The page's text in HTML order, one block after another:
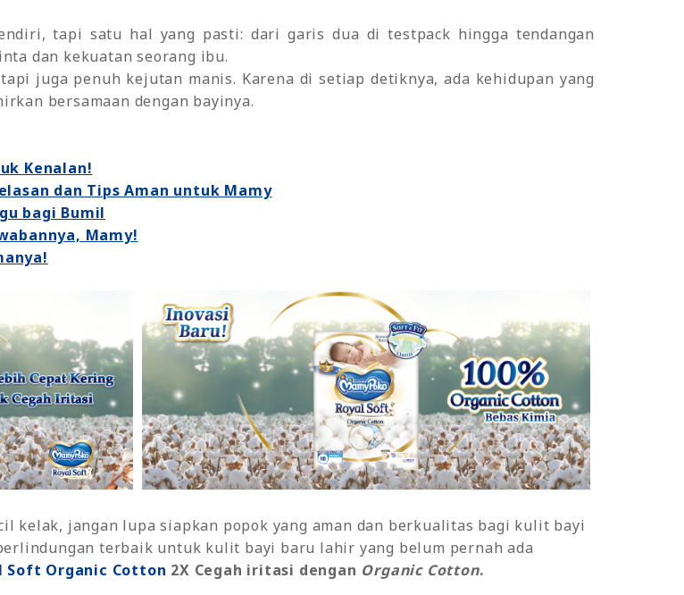
tapi satu hal yang pasti: dari garis dua di testpack hingga tendangan
dan kekuatan seorang ibu.
juga penuh kejutan manis. Karena di setiap detiknya, ada kehidupan yang
bersamaan dengan bayinya.
Kenalan!
dan Tips Aman untuk Mamy
bagi Bumil
Mamy!
kelak, jangan lupa siapkan popok yang aman dan berkualitas bagi kulit bayi
terbaik untuk kulit bayi baru lahir yang belum pernah ada
Soft Organic Cotton 2X Cegah iritasi dengan Organic Cotton.